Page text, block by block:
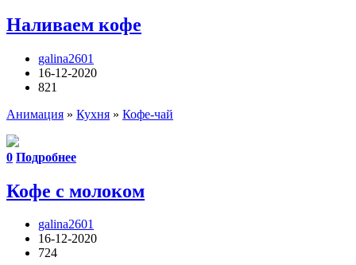
Наливаем кофе
galina2601
16-12-2020
821
Анимация » Кухня » Кофе-чай
0 Подробнее
Кофе с молоком
galina2601
16-12-2020
724